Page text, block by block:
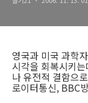
영국과 미국 과학
시각을 회복시키
나 유전적 결함으
로이터통신, BBC